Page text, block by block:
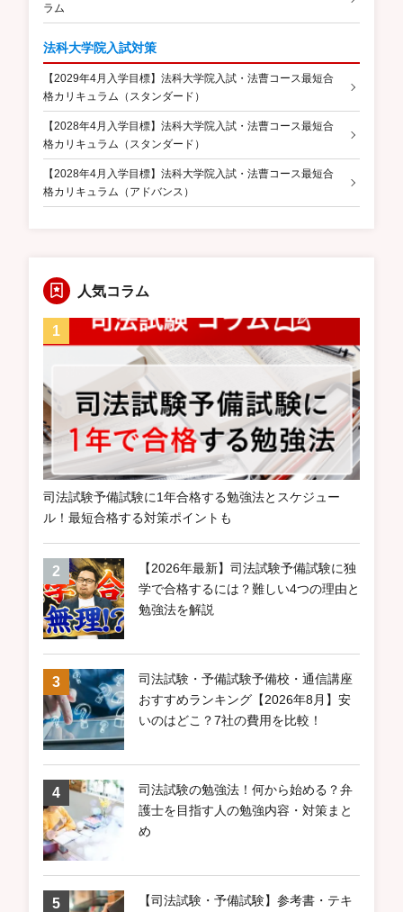
ラム
法科大学院入試対策
【2029年4月入学目標】法科大学院入試・法曹コース最短合
格カリキュラム（スタンダード）
【2028年4月入学目標】法科大学院入試・法曹コース最短合
格カリキュラム（スタンダード）
【2028年4月入学目標】法科大学院入試・法曹コース最短合
格カリキュラム（アドバンス）
人気コラム
司法試験予備試験に1年合格する勉強法とスケジュー
ル！最短合格する対策ポイントも
【2026年最新】司法試験予備試験に独
学で合格するには？難しい4つの理由と
勉強法を解説
司法試験・予備試験予備校・通信講座
おすすめランキング【2026年8月】安
いのはどこ？7社の費用を比較！
司法試験の勉強法！何から始める？弁
護士を目指す人の勉強内容・対策まと
め
【司法試験・予備試験】参考書・テキ